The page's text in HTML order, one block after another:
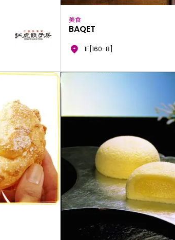
美食
BAQET
1F[160-8]